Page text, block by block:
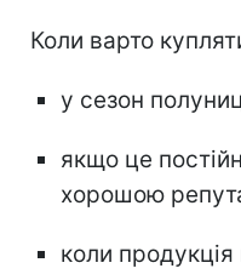
Коли варто
у сезон
якщо це
хорошою
коли